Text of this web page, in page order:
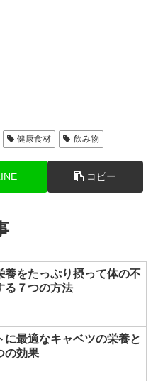
健康食材 飲み物
コピー
養をたっぷり摂って体の不
る７つの方法
に最適なキャベツの栄養と
の効果